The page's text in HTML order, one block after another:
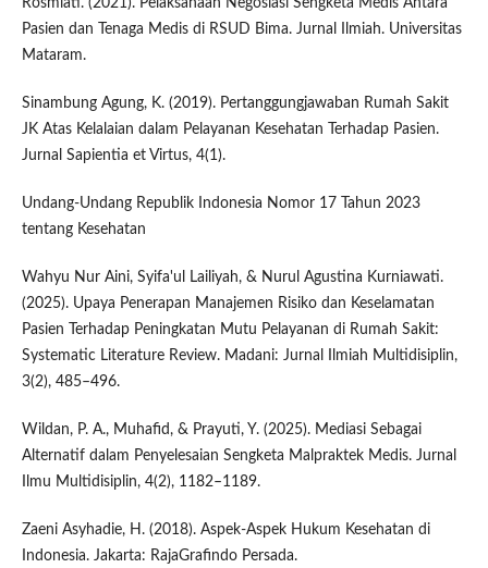
Rosmiati. (2021). Pelaksanaan Negosiasi Sengketa Medis Antara
Pasien dan Tenaga Medis di RSUD Bima. Jurnal Ilmiah. Universitas
Mataram.
Sinambung Agung, K. (2019). Pertanggungjawaban Rumah Sakit
JK Atas Kelalaian dalam Pelayanan Kesehatan Terhadap Pasien.
Jurnal Sapientia et Virtus, 4(1).
Undang-Undang Republik Indonesia Nomor 17 Tahun 2023
tentang Kesehatan
Wahyu Nur Aini, Syifa'ul Lailiyah, & Nurul Agustina Kurniawati.
(2025). Upaya Penerapan Manajemen Risiko dan Keselamatan
Pasien Terhadap Peningkatan Mutu Pelayanan di Rumah Sakit:
Systematic Literature Review. Madani: Jurnal Ilmiah Multidisiplin,
3(2), 485–496.
Wildan, P. A., Muhafid, & Prayuti, Y. (2025). Mediasi Sebagai
Alternatif dalam Penyelesaian Sengketa Malpraktek Medis. Jurnal
Ilmu Multidisiplin, 4(2), 1182–1189.
Zaeni Asyhadie, H. (2018). Aspek-Aspek Hukum Kesehatan di
Indonesia. Jakarta: RajaGrafindo Persada.